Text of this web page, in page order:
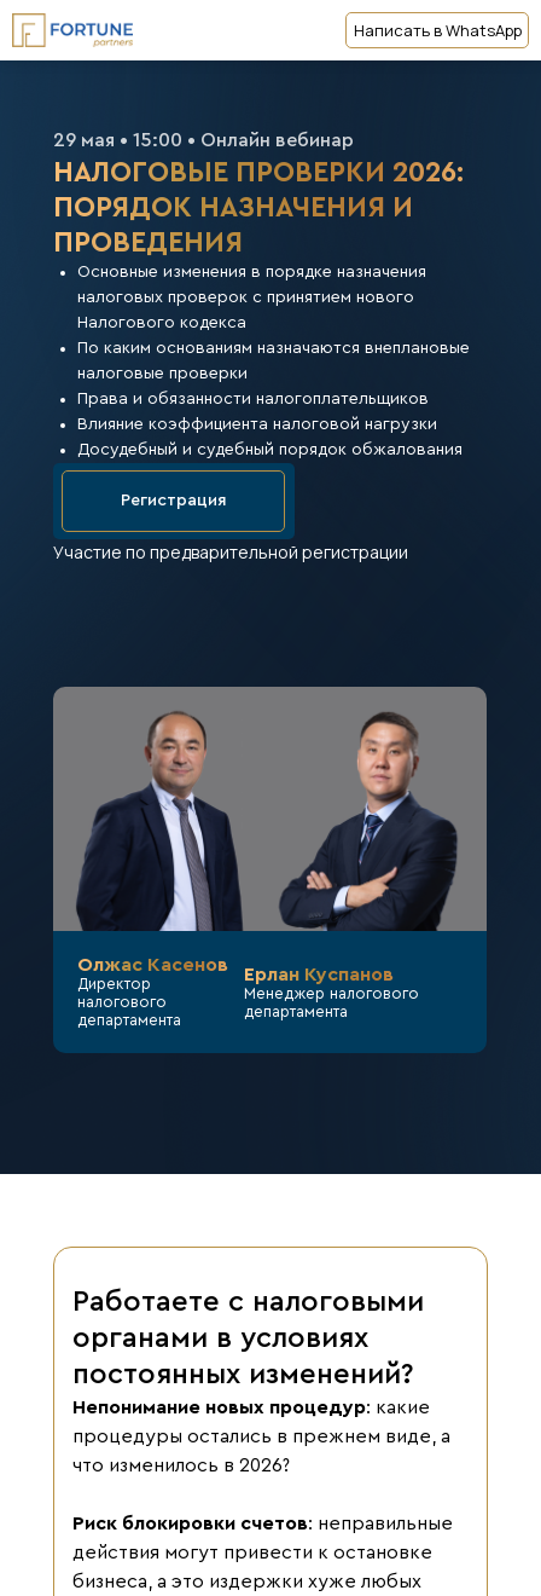
Написать в WhatsApp
Олжас Касенов
Директор
налогового
департамента
Ерлан Куспанов
Менеджер налогового
департамента
29 мая • 15:00 • Онлайн вебинар
НАЛОГОВЫЕ ПРОВЕРКИ 2026:
ПОРЯДОК НАЗНАЧЕНИЯ И
ПРОВЕДЕНИЯ
⁠Основные изменения в порядке назначения
налоговых проверок с принятием нового
Налогового кодекса
По каким основаниям назначаются внеплановые
налоговые проверки
Права и обязанности налогоплательщиков
⁠Влияние коэффициента налоговой нагрузки
Досудебный и судебный порядок обжалования
Регистрация
Участие по предварительной регистрации
Работаете с налоговыми
органами в условиях
постоянных изменений?
Непонимание новых процедур: какие
процедуры остались в прежнем виде, а
что изменилось в 2026?
Риск блокировки счетов: неправильные
действия могут привести к остановке
бизнеса, а это издержки хуже любых